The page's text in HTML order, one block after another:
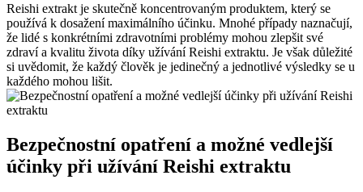
Reishi extrakt je skutečně koncentrovaným produktem, který se
používá k dosažení maximálního účinku. Mnohé případy naznačují,
že lidé s konkrétními zdravotními problémy mohou zlepšit své
zdraví a kvalitu života díky užívání Reishi extraktu. Je však důležité
si uvědomit, že každý člověk je jedinečný a jednotlivé výsledky se u
každého mohou lišit.
Bezpečnostní opatření a možné vedlejší
účinky při užívání Reishi extraktu